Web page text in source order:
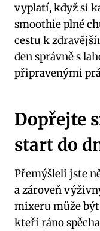
vyplatí, když si
smoothie plné
cestu k
den správně s
připravenými
Dopřejte
start do
Přemýšleli jste
a zároveň
mixeru může
kteří ráno